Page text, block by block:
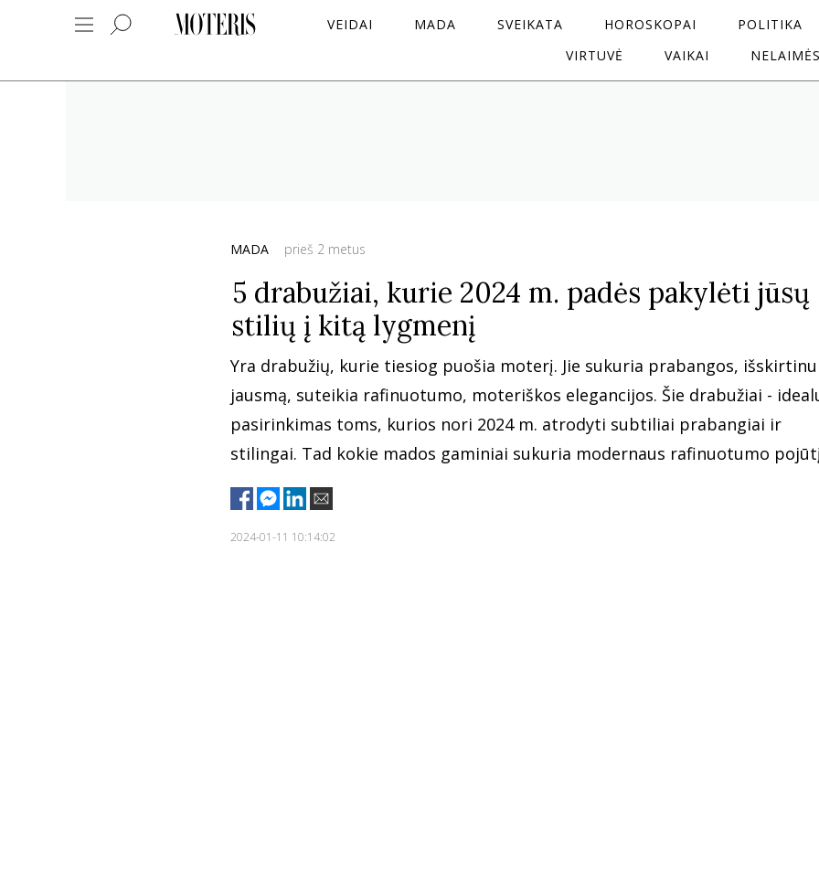
VEIDAI MADA SVEIKATA HOROSKOPAI
POLITIKA
VIRTUVĖ
VAIKAI
MADA prieš 2 metus
5 drabužiai, kurie 2024 m. padės pakylėti jūsų
stilių į kitą lygmenį
Yra drabužių, kurie tiesiog puošia moterį. Jie sukuria prabangos,
jausmą, suteikia rafinuotumo, moteriškos elegancijos. Šie drabužiai -
pasirinkimas toms, kurios nori 2024 m. atrodyti subtiliai prabangiai ir
stilingai. Tad kokie mados gaminiai sukuria modernaus rafinuotumo
2024-01-11 10:14:02